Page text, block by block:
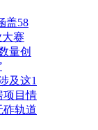
盖58
赛
量创
及这1
项目情
砟轨道